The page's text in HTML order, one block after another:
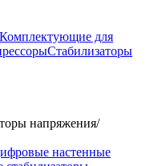
Комплектующие для
Стабилизаторы
напряжения/
настенные